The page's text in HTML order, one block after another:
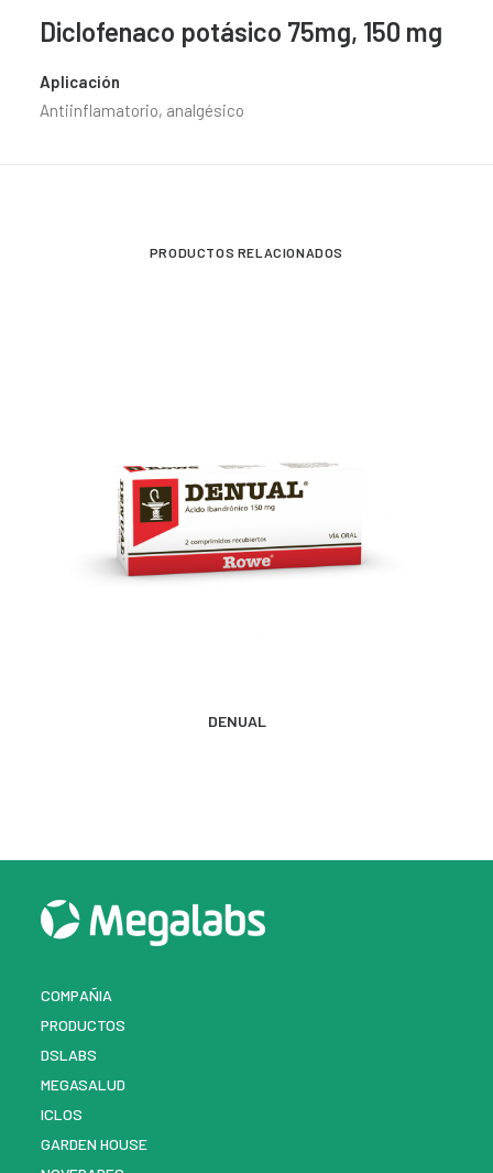
Diclofenaco potásico 75mg, 150 mg
Aplicación
Antiinflamatorio, analgésico
PRODUCTOS RELACIONADOS
MÁS INFORMACIÓN
DENUAL
COMPAÑIA
PRODUCTOS
DSLABS
MEGASALUD
ICLOS
GARDEN HOUSE